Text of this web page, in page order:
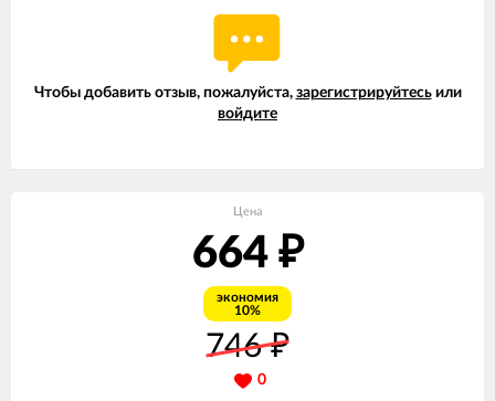
Чтобы добавить отзыв, пожалуйста, зарегистрируйтесьили
войдите
Цена
664 ₽
экономия
10%
746₽
0